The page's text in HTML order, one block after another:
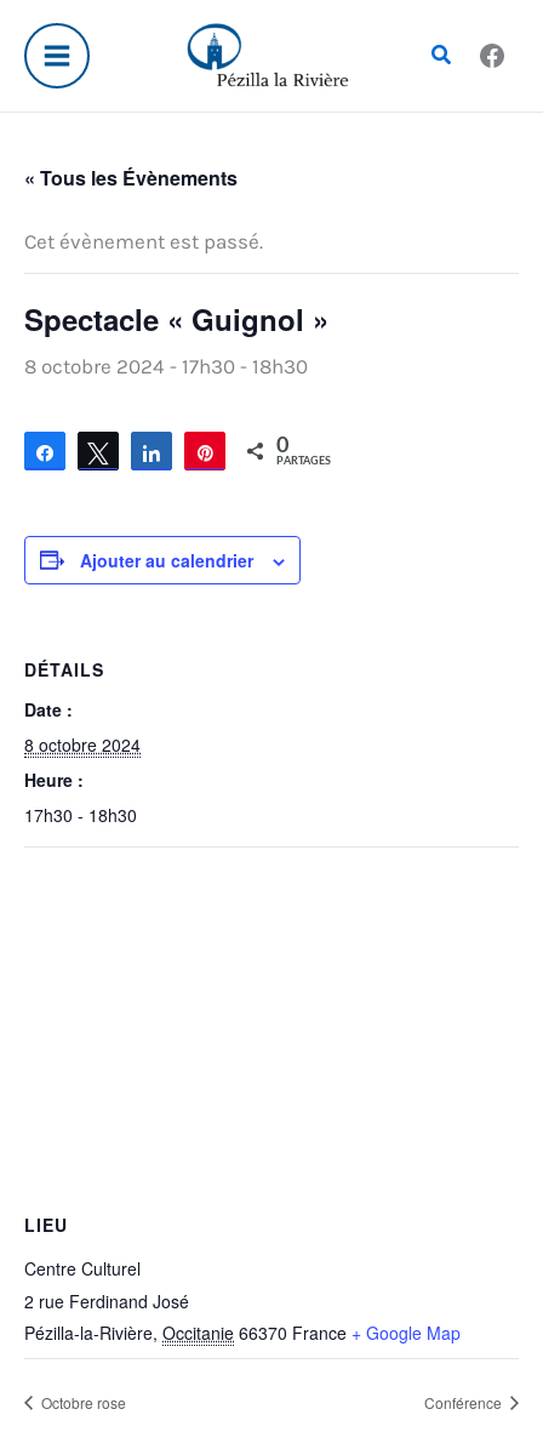
contenu
Rechercher
« Tous les Évènements
Cet évènement est passé.
Spectacle « Guignol »
8 octobre 2024 - 17h30 - 18h30
Partagez Tweetez Partagez Épingle0
PARTAGES
Ajouter au calendrier
DÉTAILS
Date :
8 octobre 2024
Heure :
17h30 - 18h30
LIEU
Centre Culturel
2 rue Ferdinand José
Pézilla-la-Rivière, Occitanie 66370 France + Google Map
Octobre rose Conférence